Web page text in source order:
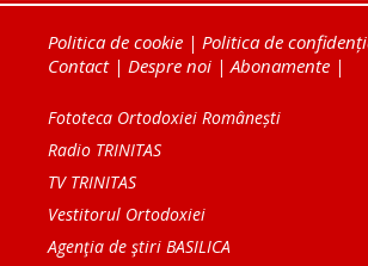
Politica de cookie | Politica de
Contact| Despre noi |Abonamente |
Fototeca Ortodoxiei Românești
Radio TRINITAS
TV TRINITAS
Vestitorul Ortodoxiei
Agenţia de ştiri BASILICA